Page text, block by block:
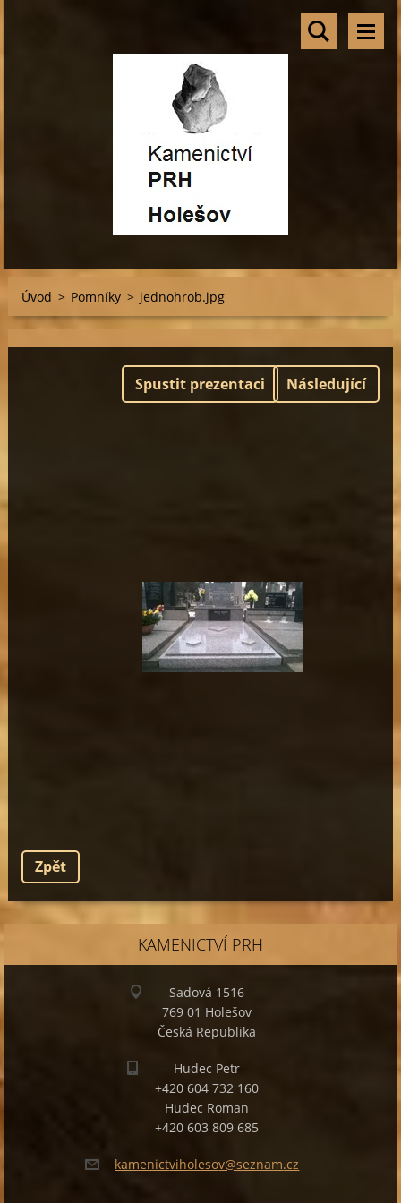
Úvod > Pomníky > jednohrob.jpg
Spustit prezentaci Následující
Zpět
KAMENICTVÍ PRH
Sadová 1516
769 01 Holešov
Česká Republika
Hudec Petr
+420 604 732 160
Hudec Roman
+420 603 809 685
kamenictviholesov@seznam.cz